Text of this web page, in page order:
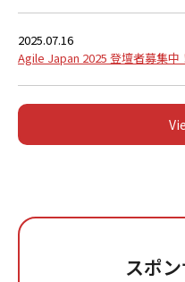
2025.07.16
Agile Japan 2025 登壇者募集中
スポ